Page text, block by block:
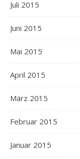
Juli 2015
Juni 2015
Mai 2015
April 2015
März 2015
Februar 2015
Januar 2015